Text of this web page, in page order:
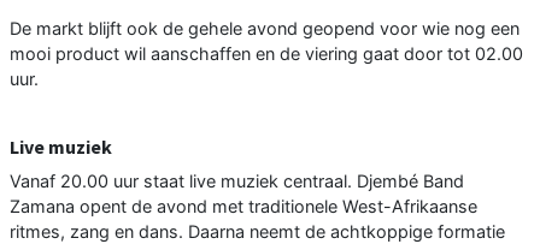
De markt blijft ook de gehele avond geopend voor wie nog een
mooi product wil aanschaffen en de viering gaat door tot 02.00
uur.
Live muziek
Vanaf 20.00 uur staat live muziek centraal. Djembé Band
Zamana opent de avond met traditionele West-Afrikaanse
ritmes, zang en dans. Daarna neemt de achtkoppige formatie